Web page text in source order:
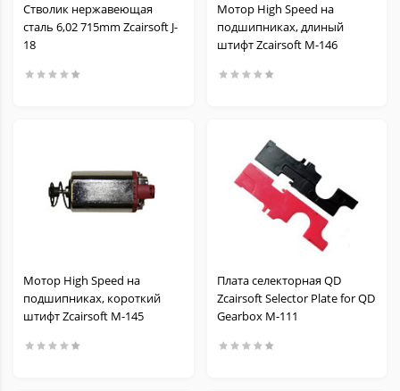
Стволик нержавеющая
сталь 6,02 715mm Zcairsoft J-
18
Мотор High Speed на
подшипниках, длиный
штифт Zcairsoft M-146
Мотор High Speed на
подшипниках, короткий
штифт Zcairsoft M-145
Плата селекторная QD
Zcairsoft Selector Plate for QD
Gearbox M-111